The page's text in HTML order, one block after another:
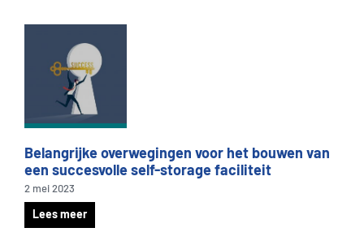
Belangrijke overwegingen voor het bouwen van
een succesvolle self-storage faciliteit
2 mei 2023
Lees meer